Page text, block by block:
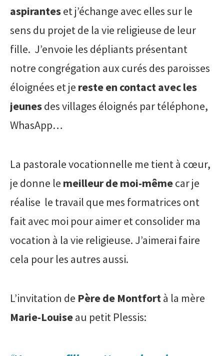
aspiranteset j’échange avec elles sur le
sens du projet de la vie religieuse de leur
fille. J’envoie les dépliants présentant
notre congrégation aux curés des paroisses
éloignées et je reste en contact avec les
jeunesdes villages éloignés par téléphone,
WhasApp…
La pastorale vocationnelle me tient à cœur,
je donne le meilleur de moi-mêmecar je
réalise le travail que mes formatrices ont
fait avec moi pour aimer et consolider ma
vocation à la vie religieuse. J’aimerai faire
cela pour les autres aussi.
L’invitation de Père de Montfortà la mère
Marie-Louiseau petit Plessis: